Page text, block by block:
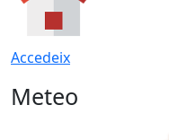
Accedeix
Meteo